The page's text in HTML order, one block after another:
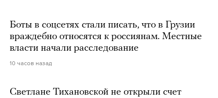
Боты в соцсетях стали писать, что в Грузии
враждебно относятся к россиянам. Местные
власти начали расследование
10 часов назад
Светлане Тихановской не открыли счет